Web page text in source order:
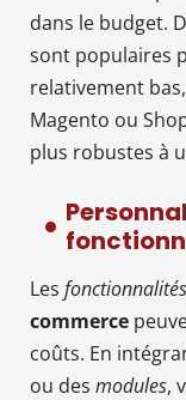
dans le budget.
sont populaires
relativement
Magento ou
plus robustes à
Les fonctionnalités
commerce
coûts. En
ou des modules,